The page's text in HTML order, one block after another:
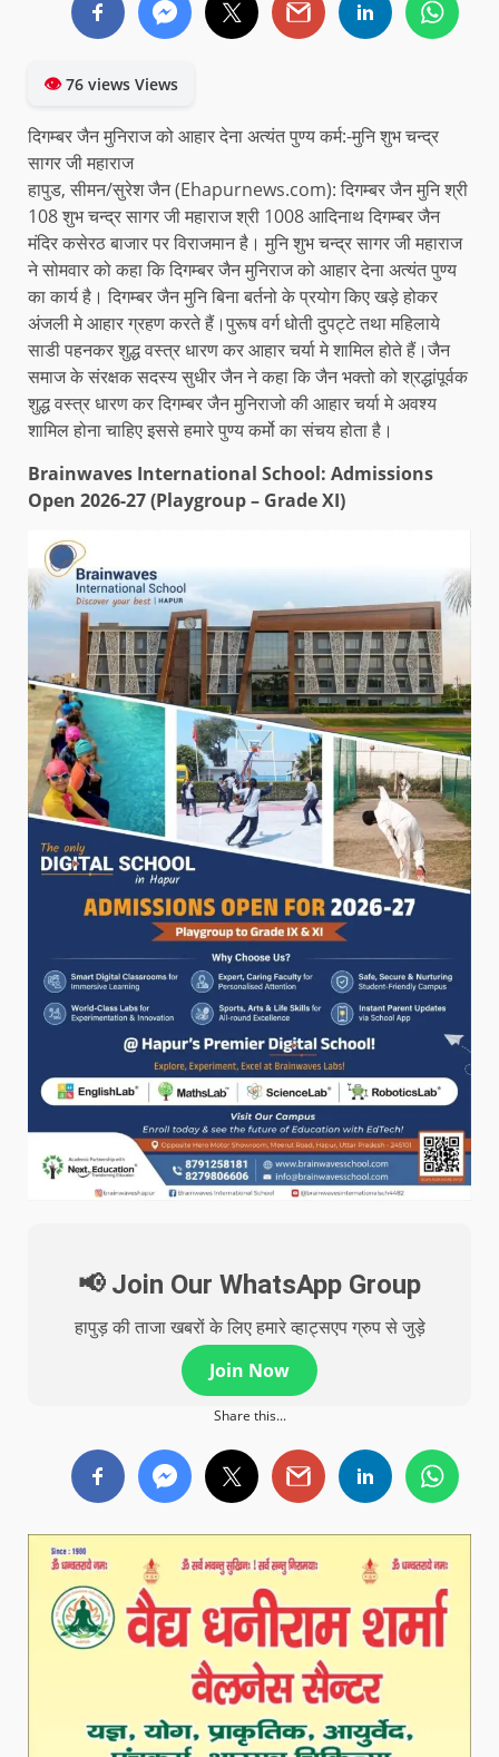
👁76 views Views
दिगम्बर जैन मुनिराज को आहार देना अत्यंत पुण्य कर्म:-मुनि शुभ चन्द्र
सागर जी महाराज
हापुड, सीमन/सुरेश जैन (Ehapurnews.com): दिगम्बर जैन मुनि श्री
108 शुभ चन्द्र सागर जी महाराज श्री 1008 आदिनाथ दिगम्बर जैन
मंदिर कसेरठ बाजार पर विराजमान है। मुनि शुभ चन्द्र सागर जी महाराज
ने सोमवार को कहा कि दिगम्बर जैन मुनिराज को आहार देना अत्यंत पुण्य
का कार्य है। दिगम्बर जैन मुनि बिना बर्तनो के प्रयोग किए खड़े होकर
अंजली मे आहार ग्रहण करते हैं।पुरूष वर्ग धोती दुपट्टे तथा महिलाये
साडी पहनकर शुद्ध वस्त्र धारण कर आहार चर्या मे शामिल होते हैं।जैन
समाज के संरक्षक सदस्य सुधीर जैन ने कहा कि जैन भक्तो को श्रद्धांपूर्वक
शुद्ध वस्त्र धारण कर दिगम्बर जैन मुनिराजो की आहार चर्या मे अवश्य
शामिल होना चाहिए इससे हमारे पुण्य कर्मो का संचय होता है।
Brainwaves International School: Admissions
Open 2026-27 (Playgroup – Grade XI)
📢 Join Our WhatsApp Group
हापुड़ की ताजा खबरों के लिए हमारे व्हाट्सएप ग्रुप से जुड़े
Join Now
Share this...